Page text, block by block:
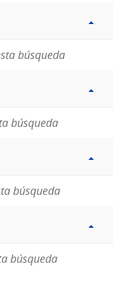
búsqueda
búsqueda
búsqueda
búsqueda